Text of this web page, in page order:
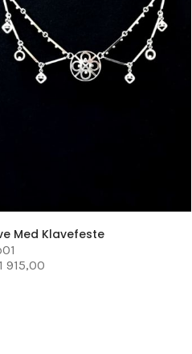
Med Klavefeste
915,00